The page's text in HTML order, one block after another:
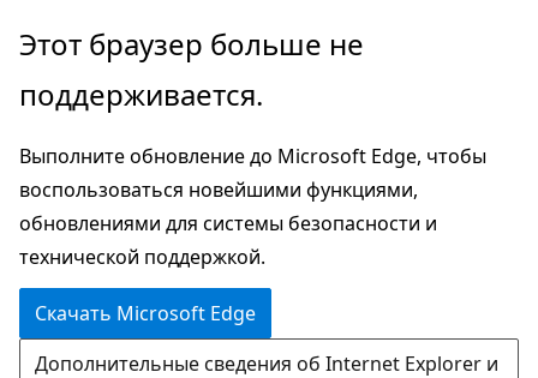
Пропустить
перейти
основному
содержимому
Этот браузер больше не
поддерживается.
Выполните обновление до Microsoft Edge, чтобы
воспользоваться новейшими функциями,
обновлениями для системы безопасности и
технической поддержкой.
Скачать Microsoft Edge
Дополнительные сведения об Internet Explorer и